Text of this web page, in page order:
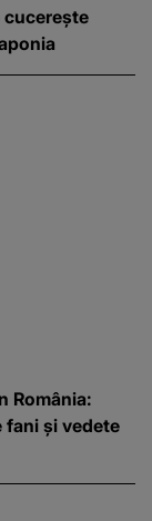
cucerește
România:
fani și vedete